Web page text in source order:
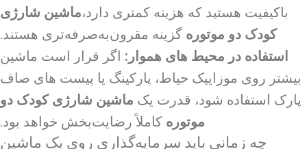
باکیفیت هستید که هزینه کمتری دارد،ماشین شارژی
کودک دو موتوره گزینه مقرون‌به‌صرفه‌تری هستند.
استفاده در محیط های هموار: اگر قرار است ماشین
بیشتر روی موزاییک حیاط، پارکینگ یا پیست های صاف
پارک استفاده شود، قدرت یک ماشین شارژی کودک دو
موتوره کاملاً رضایت‌بخش خواهد بود.
چه زمانی باید سرمایه‌گذاری روی یک ماشین